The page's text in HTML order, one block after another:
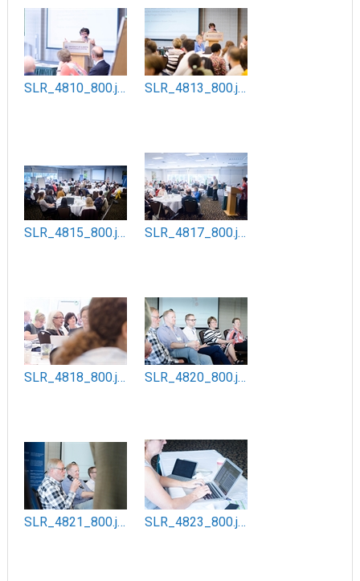
SLR_4810_800.jpg SLR_4813_800.jpg
SLR_4815_800.jpg SLR_4817_800.jpg
SLR_4818_800.jpg SLR_4820_800.jpg
SLR_4821_800.jpg SLR_4823_800.jpg